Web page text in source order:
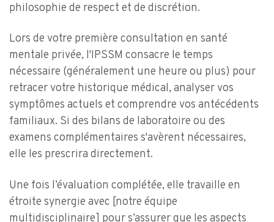
philosophie de respect et de discrétion.
Lors de votre première consultation en santé
mentale privée, l'IPSSM consacre le temps
nécessaire (généralement une heure ou plus) pour
retracer votre historique médical, analyser vos
symptômes actuels et comprendre vos antécédents
familiaux. Si des bilans de laboratoire ou des
examens complémentaires s'avèrent nécessaires,
elle les prescrira directement.
Une fois l’évaluation complétée, elle travaille en
étroite synergie avec [notre équipe
multidisciplinaire] pour s’assurer que les aspects